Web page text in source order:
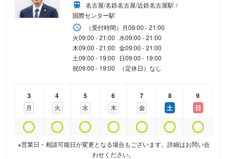
名古屋/名鉄名古屋/近鉄名古屋駅
国際センター駅
（受付時間） 月09:00 - 21:00
火09:00 - 21:00 水09:00 - 21:00
木09:00 - 21:00 金09:00 - 21:00
土09:00 - 19:00 日09:00 - 19:00
祝09:00 - 19:00 （定休日）なし
3
月
4
火
5
水
6
木
7
金
8
土
9
日
※営業日・相談可能日が変更となる場合もございます。詳細はお問い合
わせください。